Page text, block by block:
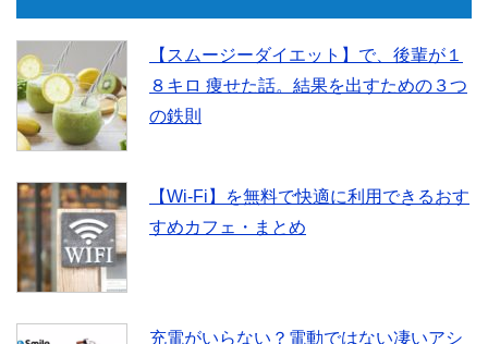
o
o
k
e
【スムージーダイエット】で、後輩が１
８キロ 痩せた話。結果を出すための３つ
の鉄則
【Wi-Fi】を無料で快適に利用できるおす
すめカフェ・まとめ
充電がいらない？電動ではない凄いアシ